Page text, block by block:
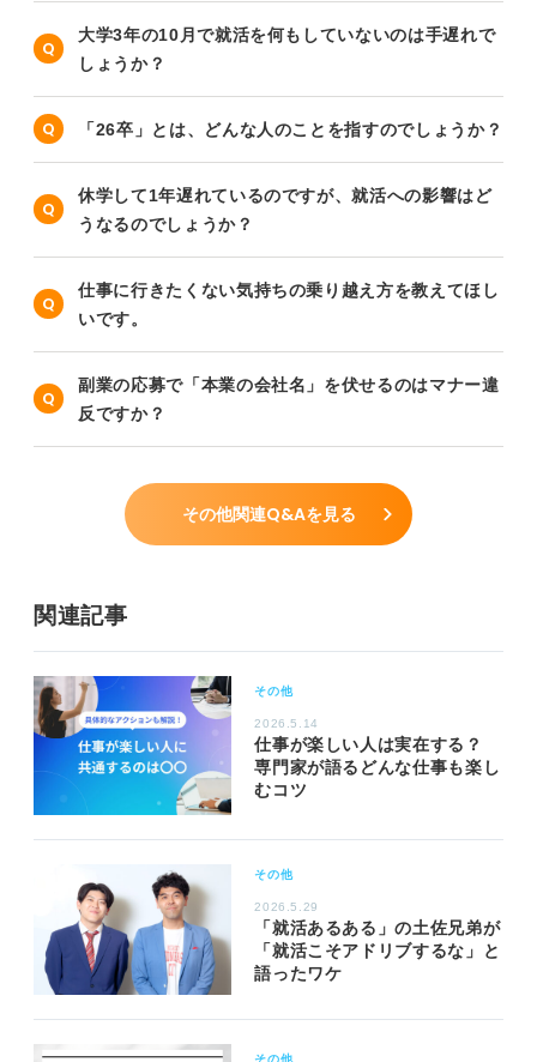
大学3年の10月で就活を何もしていないのは手遅れで
しょうか？
「26卒」とは、どんな人のことを指すのでしょうか？
休学して1年遅れているのですが、就活への影響はど
うなるのでしょうか？
仕事に行きたくない気持ちの乗り越え方を教えてほし
いです。
副業の応募で「本業の会社名」を伏せるのはマナー違
反ですか？
その他関連Q&Aを見る
関連記事
その他
2026.5.14
仕事が楽しい人は実在する？
専門家が語るどんな仕事も楽し
むコツ
その他
2026.5.29
「就活あるある」の土佐兄弟が
「就活こそアドリブするな」と
語ったワケ
その他